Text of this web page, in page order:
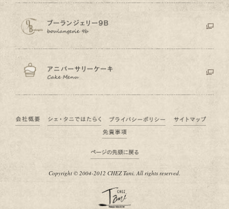
Copyright © 2004-2012 CHEZ Tani. All rights reserved.